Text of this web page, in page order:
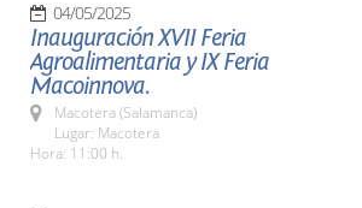
04/05/2025
Inauguración XVII Feria
Agroalimentaria y IX Feria
Macoinnova.
Macotera (Salamanca)
Lugar: Macotera
Hora: 11:00 h.